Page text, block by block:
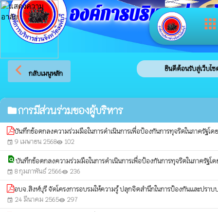
apps
องค์การบริหารส่วน
arrow_back_ios กลับเมนูหลัก
ยินดีต้อนรับสู่เว็บไซ
folderการมีส่วนร่วมของผู้บริหาร
บันทึกข้อตกลงความร่วมมือในการดำเนินการเพื่อป้องกันการทุจริตในภาครัฐโ
event 9 เมษายน 2568visibility 102
find_in_pageบันทึกข้อตกลงความร่วมมือในการดำเนินการเพื่อป้องกันการทุจริตในภาครัฐ
event 8 กุมภาพันธ์ 2566visibility 236
อบจ.สิงห์บุรี จัดโครงการอบรมให้ความรู้ ปลุกจิตสำนึกในการป้องกันและปรา
event 24 มีนาคม 2565visibility 297